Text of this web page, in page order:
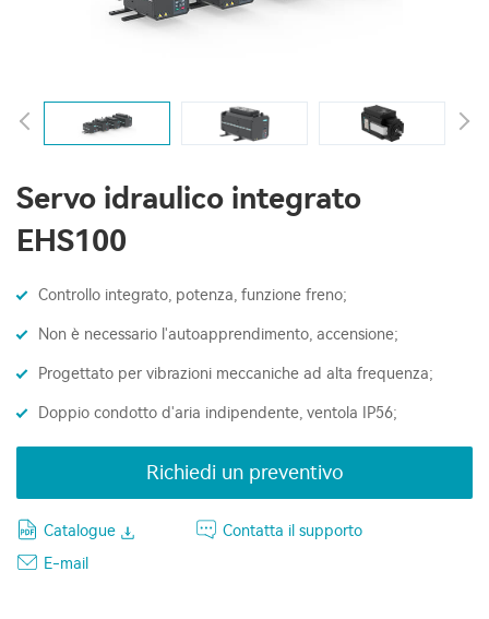
Servo idraulico integrato
EHS100
Controllo integrato, potenza, funzione freno;
Non è necessario l'autoapprendimento, accensione;
Progettato per vibrazioni meccaniche ad alta frequenza;
Doppio condotto d'aria indipendente, ventola IP56;
Richiedi un preventivo
Catalogue
Contatta il supporto
E-mail